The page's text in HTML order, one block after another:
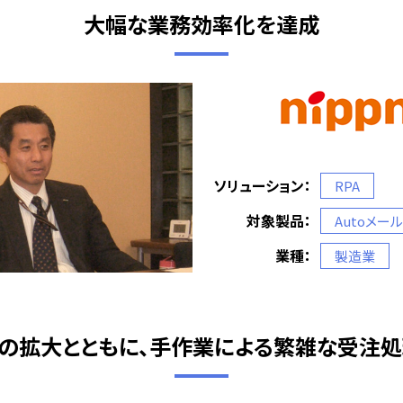
大幅な業務効率化を達成
ソリューション： RPA
対象製品： Autoメー
業種： 製造業
拡大とともに、手作業による繁雑な受注